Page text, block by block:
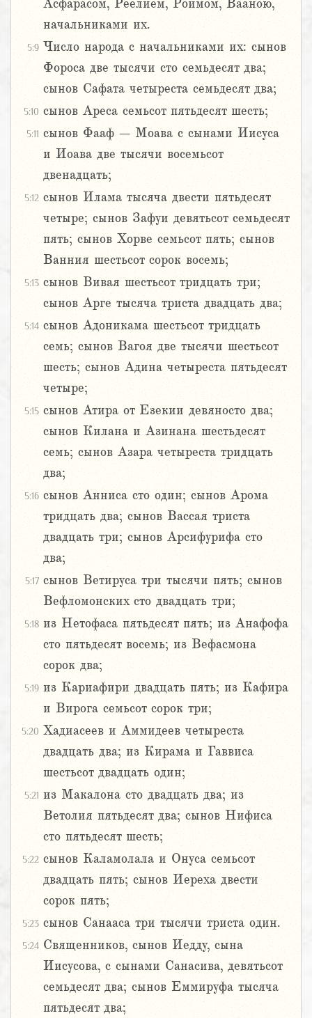
Асфарасом, Реелием, Роимом, Вааною,
начальниками их.
5:9 Число народа с начальниками их: сынов
Фороса две тысячи сто семьдесят два;
сынов Сафата четыреста семьдесят два;
5:10 сынов Ареса семьсот пятьдесят шесть;
5:11 сынов Фааф – Моава с сынами Иисуса
и Иоава две тысячи восемьсот
двенадцать;
5:12 сынов Илама тысяча двести пятьдесят
четыре; сынов Зафуи девятьсот семьдесят
пять; сынов Хорве семьсот пять; сынов
Ванния шестьсот сорок восемь;
5:13 сынов Вивая шестьсот тридцать три;
сынов Арге тысяча триста двадцать два;
5:14 сынов Адоникама шестьсот тридцать
семь; сынов Вагоя две тысячи шестьсот
шесть; сынов Адина четыреста пятьдесят
четыре;
5:15 сынов Атира от Езекии девяносто два;
сынов Килана и Азинана шестьдесят
семь; сынов Азара четыреста тридцать
два;
5:16 сынов Анниса сто один; сынов Арома
тридцать два; сынов Вассая триста
двадцать три; сынов Арсифурифа сто
два;
5:17 сынов Ветируса три тысячи пять; сынов
Вефломонских сто двадцать три;
5:18 из Нетофаса пятьдесят пять; из Анафофа
сто пятьдесят восемь; из Вефасмона
сорок два;
5:19 из Кариафири двадцать пять; из Кафира
и Вирога семьсот сорок три;
5:20 Хадиасеев и Аммидеев четыреста
двадцать два; из Кирама и Гаввиса
шестьсот двадцать один;
5:21 из Макалона сто двадцать два; из
Ветолия пятьдесят два; сынов Нифиса
сто пятьдесят шесть;
5:22 сынов Каламолала и Онуса семьсот
двадцать пять; сынов Иереха двести
сорок пять;
5:23 сынов Санааса три тысячи триста один.
5:24 Священников, сынов Иедду, сына
Иисусова, с сынами Санасива, девятьсот
семьдесят два; сынов Еммируфа тысяча
пятьдесят два;